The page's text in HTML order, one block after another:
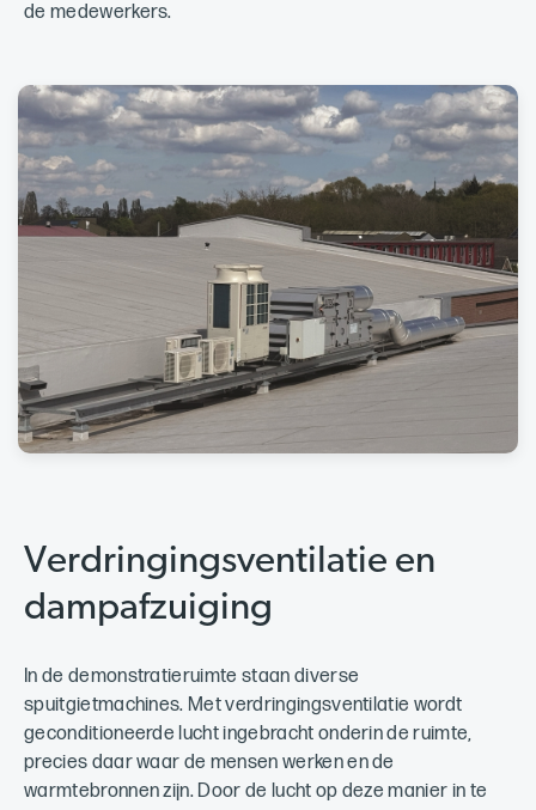
de medewerkers.
Verdringingsventilatie en
dampafzuiging
In de demonstratieruimte staan diverse
spuitgietmachines. Met verdringingsventilatie wordt
geconditioneerde lucht ingebracht onderin de ruimte,
precies daar waar de mensen werken en de
warmtebronnen zijn. Door de lucht op deze manier in te